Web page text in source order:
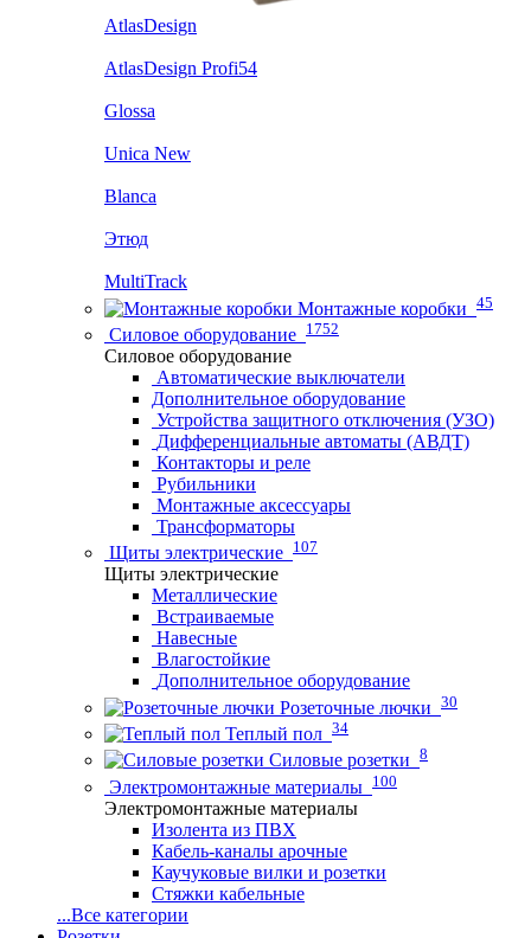
AtlasDesign
AtlasDesign Profi54
Glossa
Unica New
Blanca
Этюд
MultiTrack
Монтажные коробки 45
Силовое оборудование 1752
Силовое оборудование
Автоматические выключатели
Дополнительное оборудование
Устройства защитного отключения (УЗО)
Дифференциальные автоматы (АВДТ)
Контакторы и реле
Рубильники
Монтажные аксессуары
Трансформаторы
Щиты электрические 107
Щиты электрические
Металлические
Встраиваемые
Навесные
Влагостойкие
Дополнительное оборудование
Розеточные лючки 30
Теплый пол 34
Силовые розетки 8
Электромонтажные материалы 100
Электромонтажные материалы
Изолента из ПВХ
Кабель-каналы арочные
Каучуковые вилки и розетки
Стяжки кабельные
...Все категории